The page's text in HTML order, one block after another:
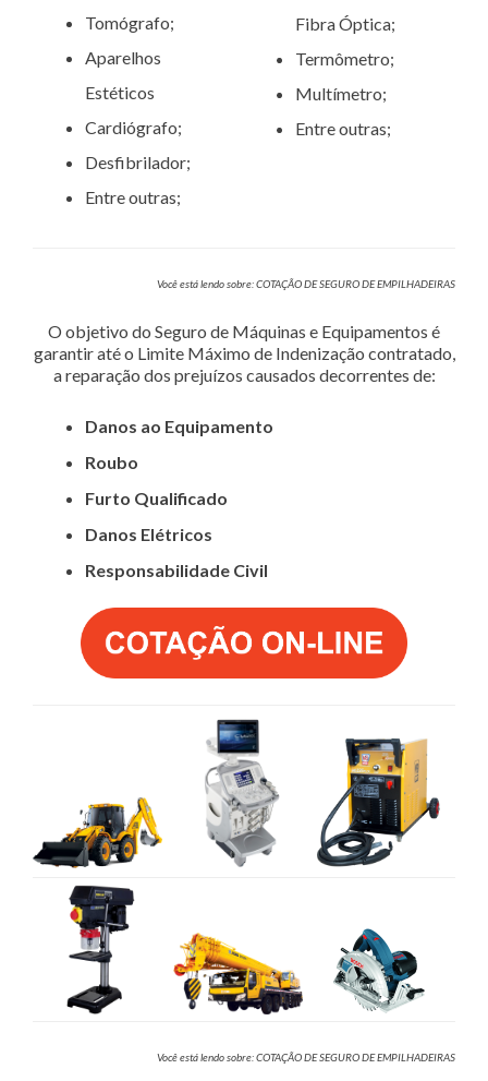
Tomógrafo;
Aparelhos
Estéticos
Cardiógrafo;
Desfibrilador;
Entre outras;
Fibra Óptica;
Termômetro;
Multímetro;
Entre outras;
Você está lendo sobre: COTAÇÃO DE SEGURO DE EMPILHADEIRAS
O objetivo do Seguro de Máquinas e Equipamentos é
garantir até o Limite Máximo de Indenização contratado,
a reparação dos prejuízos causados decorrentes de:
Danos ao Equipamento
Roubo
Furto Qualificado
Danos Elétricos
Responsabilidade Civil
Você está lendo sobre: COTAÇÃO DE SEGURO DE EMPILHADEIRAS